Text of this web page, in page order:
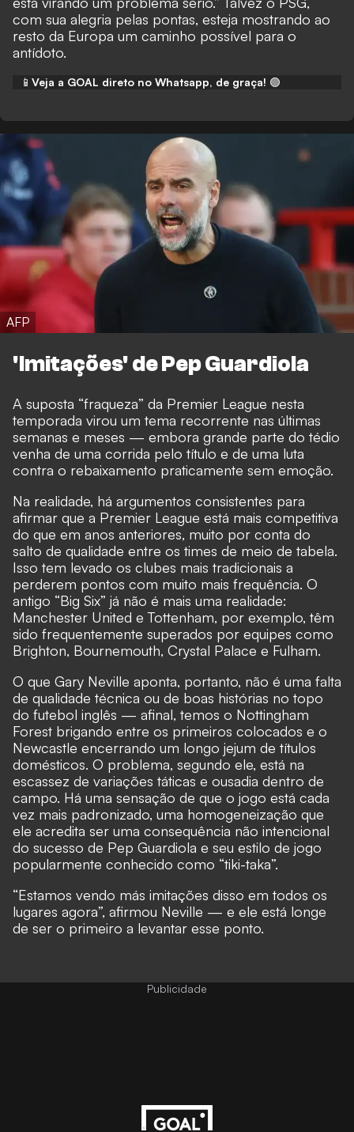
com sua alegria pelas pontas, esteja mostrando ao
resto da Europa um caminho possível para o
antídoto.
📱 Veja a GOAL direto no Whatsapp, de graça! 🟢
AFP
'Imitações' de Pep Guardiola
A suposta “fraqueza” da Premier League nesta
temporada virou um tema recorrente nas últimas
semanas e meses — embora grande parte do tédio
venha de uma corrida pelo título e de uma luta
contra o rebaixamento praticamente sem emoção.
Na realidade, há argumentos consistentes para
afirmar que a Premier League está mais competitiva
do que em anos anteriores, muito por conta do
salto de qualidade entre os times de meio de tabela.
Isso tem levado os clubes mais tradicionais a
perderem pontos com muito mais frequência. O
antigo “Big Six” já não é mais uma realidade:
Manchester United e Tottenham, por exemplo, têm
sido frequentemente superados por equipes como
Brighton, Bournemouth, Crystal Palace e Fulham.
O que Gary Neville aponta, portanto, não é uma falta
de qualidade técnica ou de boas histórias no topo
do futebol inglês — afinal, temos o Nottingham
Forest brigando entre os primeiros colocados e o
Newcastle encerrando um longo jejum de títulos
domésticos. O problema, segundo ele, está na
escassez de variações táticas e ousadia dentro de
campo. Há uma sensação de que o jogo está cada
vez mais padronizado, uma homogeneização que
ele acredita ser uma consequência não intencional
do sucesso de Pep Guardiola e seu estilo de jogo
popularmente conhecido como “tiki-taka”.
“Estamos vendo más imitações disso em todos os
lugares agora”, afirmou Neville — e ele está longe
de ser o primeiro a levantar esse ponto.
Publicidade